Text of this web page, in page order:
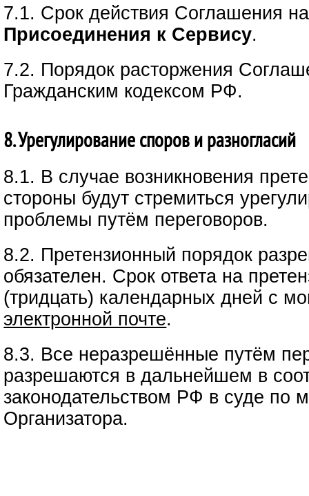
7.1. Срок действия Соглашения
Присоединения к Сервису.
7.2. Порядок расторжения
Гражданским кодексом РФ.
8. Урегулирование споров и разногласий
8.1. В случае возникновения
стороны будут стремиться
проблемы путём переговоров.
8.2. Претензионный порядок
обязателен. Срок ответа на
(тридцать) календарных дней с
электронной почте.
8.3. Все неразрешённые путём
разрешаются в дальнейшем в
законодательством РФ в суде по
Организатора.